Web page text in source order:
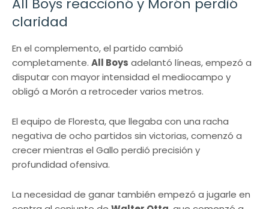
All Boys reaccionó y Morón perdió
claridad
En el complemento, el partido cambió
completamente. All Boys adelantó líneas, empezó a
disputar con mayor intensidad el mediocampo y
obligó a Morón a retroceder varios metros.
El equipo de Floresta, que llegaba con una racha
negativa de ocho partidos sin victorias, comenzó a
crecer mientras el Gallo perdió precisión y
profundidad ofensiva.
La necesidad de ganar también empezó a jugarle en